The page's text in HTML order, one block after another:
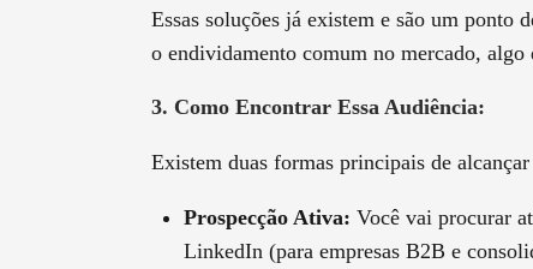
Essas soluções já existem e são um ponto
o endividamento comum no mercado, algo
3. Como Encontrar Essa Audiência:
Existem duas formas principais de alcançar
Prospecção Ativa: Você vai procurar
LinkedIn (para empresas B2B e